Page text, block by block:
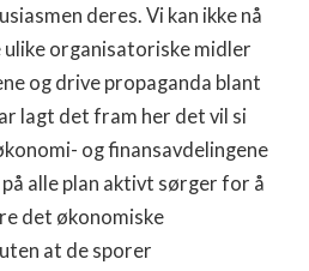
deres. Vi kan ikke nå
ulike organisatoriske midler
og drive propaganda blant
lagt det fram her det vil si
og finansavdelingene
alle plan aktivt sørger for å
det økonomiske
at de sporer